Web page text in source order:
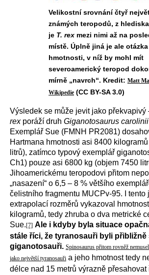
Velikostní srovnání čtyř
známých teropodů, z
je T. rex mezi nimi až na
místě. Úplně jiná je ale otázka
hmotnosti, v níž by mohl mít
severoamerický teropod
mírně „navrch“. Kredit: Matt
Wikipedie (CC BY-SA 3.0)
Výsledek se může jevit jako překvapivý
rexporáží druh Giganotosaurus carolinii
Exemplář Sue (FMNH PR2081)
Hartmana hmotnosti asi 8400
litrů), zatímco typový exemplář
Ch1) pouze asi 6800 kg (objem 7450
Jihoamerickému teropodovi přitom
„nasazení“ o 6,5 – 8 % většího
čelistního fragmentu MUCPv-95. I tento
extrapolací rozměrů vykazoval
kilogramů, tedy zhruba o dva metrické
Sue.[7] Ale i kdyby byla situace
stále říci, že tyranosauři byli
giganotosauři. Spinosaurus přitom rovněž
jako největší tyranosauři a jeho hmotnost tedy
délce nad 15 metrů výrazně přesahovat